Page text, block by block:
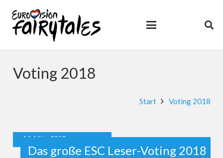
Voting 2018
Start Voting 2018
14. März 2018
Das große ESC Leser-Voting 2018